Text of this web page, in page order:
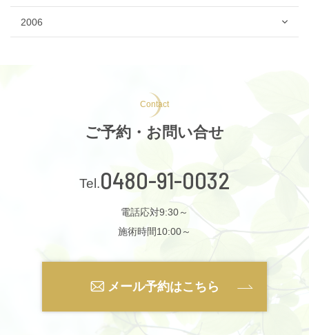
2006
Contact
ご予約・お問い合せ
0480-91-0032
電話応対9:30～
施術時間10:00～
メール予約はこちら